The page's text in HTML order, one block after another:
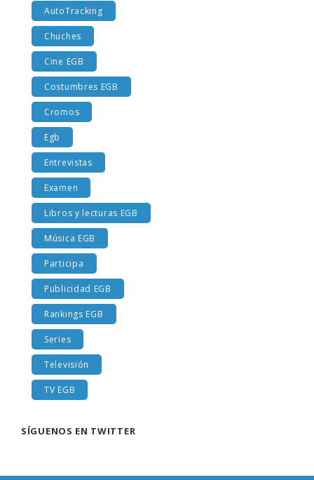
AutoTracking
Chuches
Cine EGB
Costumbres EGB
Cromos
Egb
Entrevistas
Examen
Libros y lecturas EGB
Música EGB
Participa
Publicidad EGB
Rankings EGB
Series
Televisión
TV EGB
SÍGUENOS EN TWITTER